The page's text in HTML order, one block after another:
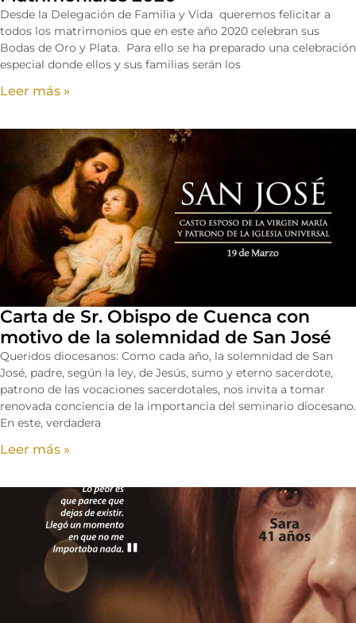
Desde la Delegación de Familia y Vida queremos felicitar a
todos los matrimonios que en este año 2020 celebran sus
Bodas de Oro y Plata. Para ello se ha preparado una celebración
especial donde ellos y sus familias serán los
Leer más »
Carta de Sr. Obispo de Cuenca con
motivo de la solemnidad de San José
Queridos diocesanos: Como cada año, la solemnidad de San
José, padre, según la ley, de Jesús, sumo y eterno sacerdote,
patrono de las vocaciones sacerdotales, nos invita a tomar
renovada conciencia de la importancia del seminario diocesano.
En este, verdadera
Leer más »